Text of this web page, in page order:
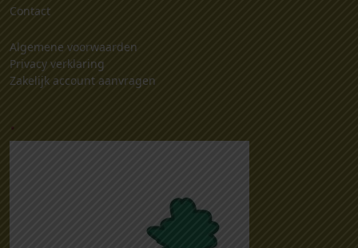
Contact
Algemene voorwaarden
Privacy verklaring
Zakelijk account aanvragen
.